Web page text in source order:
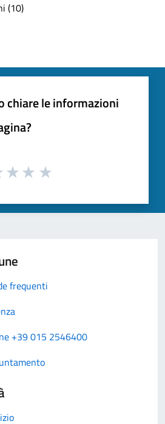
(10)
chiare le informazioni
frequenti
+39 015 2546400